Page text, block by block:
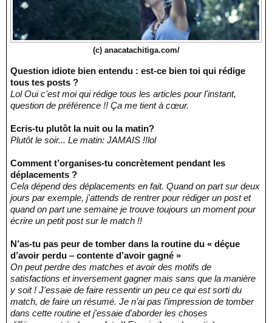
(c) anacatachitiga.com/
Question idiote bien entendu : est-ce bien toi qui rédige
tous tes posts ?
Lol Oui c'est moi qui rédige tous les articles pour l'instant,
question de préférence !! Ça me tient à cœur.
Ecris-tu plutôt la nuit ou la matin?
Plutôt le soir... Le matin: JAMAIS !!lol
Comment t’organises-tu concrètement pendant les
déplacements ?
Cela dépend des déplacements en fait. Quand on part sur deux
jours par exemple, j'attends de rentrer pour rédiger un post et
quand on part une semaine je trouve toujours un moment pour
écrire un petit post sur le match !!
N’as-tu pas peur de tomber dans la routine du « déçue
d’avoir perdu – contente d’avoir gagné »
On peut perdre des matches et avoir des motifs de
satisfactions et inversement gagner mais sans que la manière
y soit ! J'essaie de faire ressentir un peu ce qui est sorti du
match, de faire un résumé. Je n’ai pas l’impression de tomber
dans cette routine et j'essaie d'aborder les choses